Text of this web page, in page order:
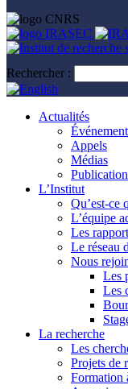
Rechercher :
Actualités
Appels
Médias
L’Institut
Qu’est-ce
L’équipe
Les
Le réseau
Nous
Les
Les
La recherche
Les
Projets de
Formation